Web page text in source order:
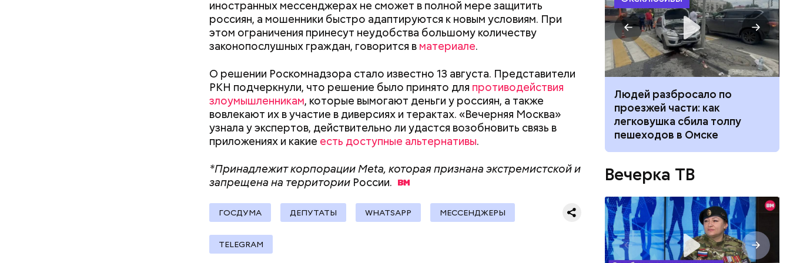
иностранных мессенджерах не сможет в полной мере защитить
россиян, а мошенники быстро адаптируются к новым условиям. При
этом ограничения принесут неудобства большому количеству
законопослушных граждан, говорится в материале.
О решении Роскомнадзора стало известно 13 августа. Представители
РКН подчеркнули, что решение было принято для противодействия
злоумышленникам, которые вымогают деньги у россиян, а также
вовлекают их в участие в диверсиях и терактах. «Вечерняя Москва»
узнала у экспертов, действительно ли удастся возобновить связь в
приложениях и какие есть доступные альтернативы.
*Принадлежит корпорации Meta, которая признана экстремистской и
запрещена на территории России.
ГОСДУМА ДЕПУТАТЫ WHATSAPP МЕССЕНДЖЕРЫ
TELEGRAM
кабачок;
петрушка;
оливковое масло;
соль.
Вред дыни
Фото: Shutterstock
множество блюд, где используют растение.
Хотела спасти малыша: как
мать и сын погибли при
падении из окна в Раменском
Вода за 10 тысяч: поможет ли
японский напиток сбросить
лишний вес
Людей разбросало по
проезжей части: как
легковушка сбила толпу
пешеходов в Омске
Вечерка ТВ